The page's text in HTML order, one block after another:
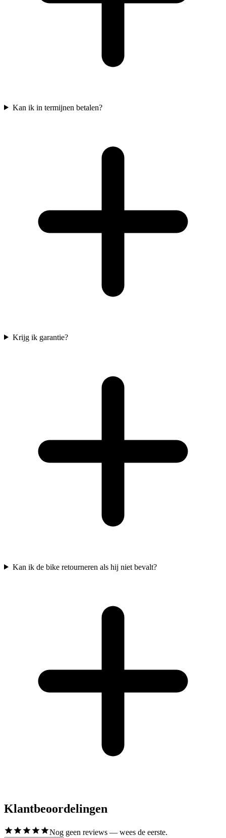
Kan ik in termijnen betalen?
Krijg ik garantie?
Kan ik de bike retourneren als hij niet bevalt?
Klantbeoordelingen
Nog geen reviews — wees de eerste.